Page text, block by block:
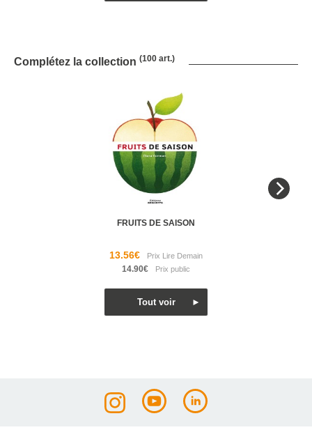
Complétez la collection (100 art.)
FRUITS DE SAISON
13.56€
14.90€